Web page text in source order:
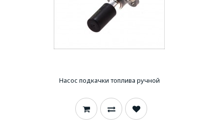
Насос подкачки топлива ручной